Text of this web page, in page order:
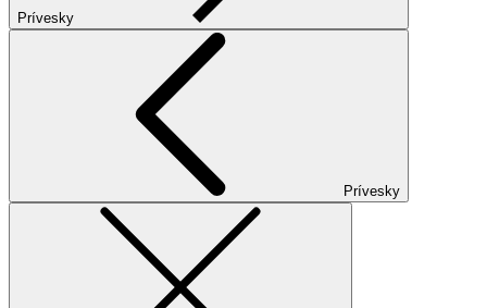
Prívesky
Prívesky